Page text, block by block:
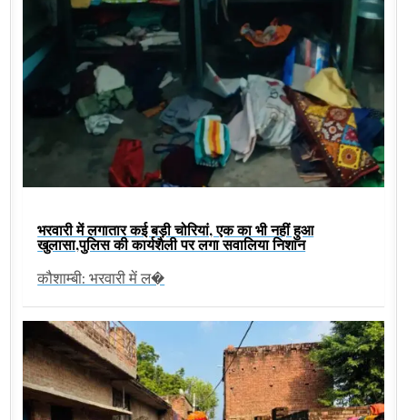
भरवारी में लगातार कई बड़ी चोरियां, एक का भी नहीं हुआ
खुलासा,पुलिस की कार्यशैली पर लगा सवालिया निशान
कौशाम्बी: भरवारी में ल�